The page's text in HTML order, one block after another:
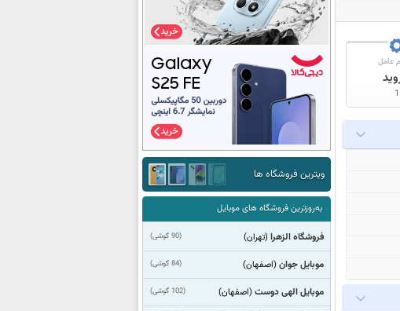
عامل
ویترین فروشگاه ها
به‌روزترین فروشگاه های موبایل
(90 گوشی) فروشگاه الزهرا (تهران)
(84 گوشی) موبایل جوان (اصفهان)
(102 گوشی) موبایل الهی دوست (اصفهان)